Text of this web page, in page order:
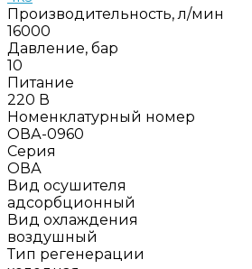
Производительность, л/мин
16000
Давление, бар
10
Питание
220 В
Номенклатурный номер
ОВА-0960
Серия
ОВА
Вид осушителя
адсорбционный
Вид охлаждения
воздушный
Тип регенерации